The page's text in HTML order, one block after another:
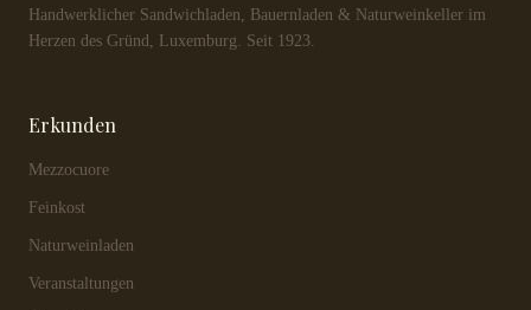
Handwerklicher Sandwichladen, Bauernladen & Naturweinkeller im
Herzen des Gründ, Luxemburg. Seit 1923.
Erkunden
Mezzocuore
Feinkost
Naturweinladen
Veranstaltungen